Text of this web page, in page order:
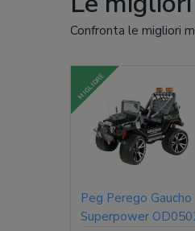
Confronta le migliori
MIGLIORE
Peg Perego Gaucho
Superpower